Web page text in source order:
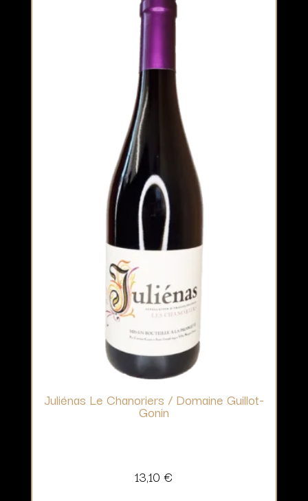
Juliénas Le Chanoriers / Domaine Guillot-
Gonin
13,10 €